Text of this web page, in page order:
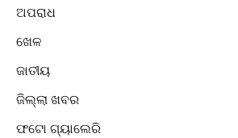
ଅପରାଧ
ଖେଳ
ଜାତୀୟ
ଜିଲ୍ଲା ଖବର
ଫଟୋ ଗ୍ୟାଲେରି